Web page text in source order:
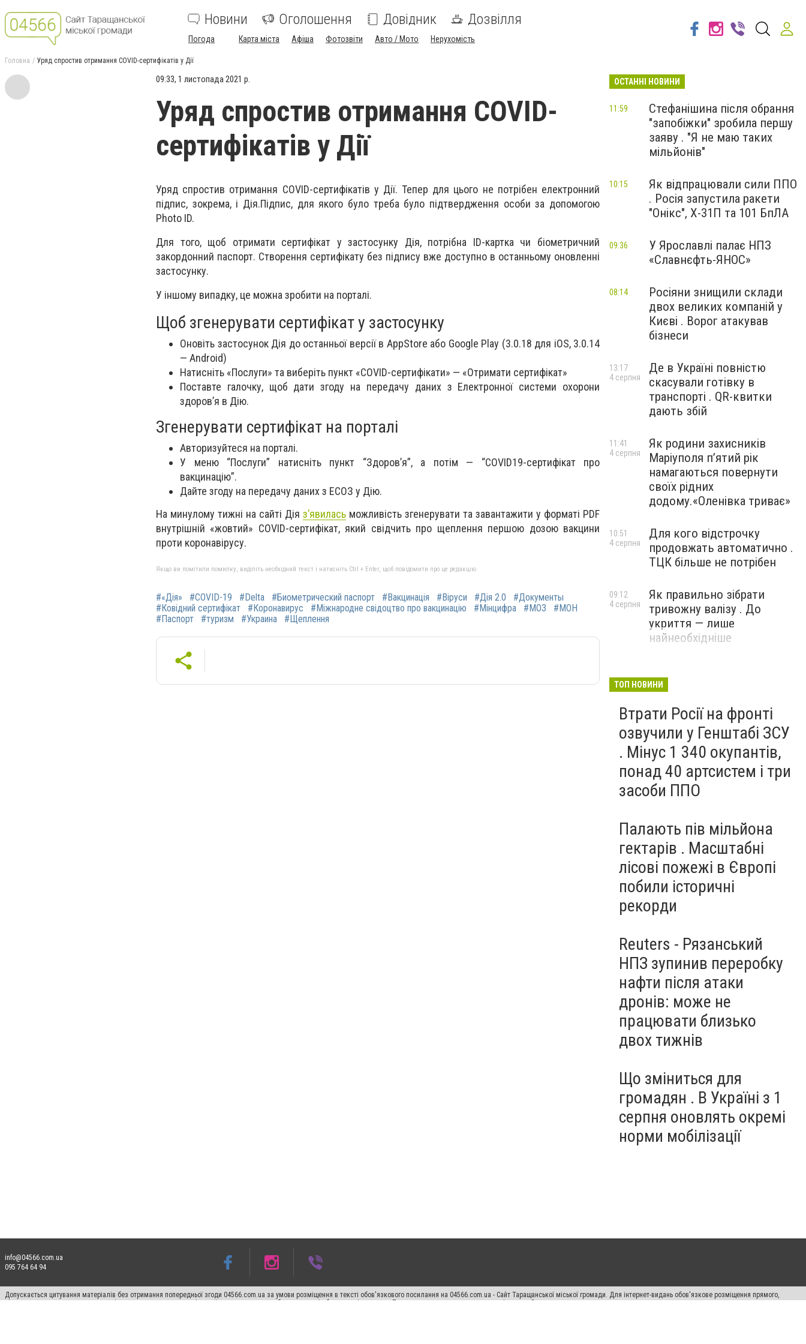
Новини Оголошення Довідник Дозвілля
Погода Карта міста Афіша Фотозвіти Авто / Мото Нерухомість
Головна Уряд спростив отримання COVID-сертифікатів у Дії
09:33, 1 листопада 2021 р.
Уряд спростив отримання COVID-
сертифікатів у Дії
Уряд спростив отримання COVID-сертифікатів у Дії. Тепер для цього не потрібен електронний
підпис, зокрема, і Дія.Підпис, для якого було треба було підтвердження особи за допомогою
Photo ID.
Для того, щоб отримати сертифікат у застосунку Дія, потрібна ID-картка чи біометричний
закордонний паспорт. Створення сертифікату без підпису вже доступно в останньому оновленні
застосунку.
У іншому випадку, це можна зробити на порталі.
Щоб згенерувати сертифікат у застосунку
Оновіть застосунок Дія до останньої версії в AppStore або Google Play (3.0.18 для iOS, 3.0.14
— Android)
Натисніть «Послуги» та виберіть пункт «COVID-сертифікати» — «Отримати сертифікат»
Поставте галочку, щоб дати згоду на передачу даних з Електронної системи охорони
здоров’я в Дію.
Згенерувати сертифікат на порталі
Авторизуйтеся на порталі.
У меню “Послуги” натисніть пункт “Здоров’я”, а потім — “COVID19-сертифікат про
вакцинацію”.
Дайте згоду на передачу даних з ЕСОЗ у Дію.
На минулому тижні на сайті Дія з’явилась можливість згенерувати та завантажити у форматі PDF
внутрішній «жовтий» COVID-сертифікат, який свідчить про щеплення першою дозою вакцини
проти коронавірусу.
Якщо ви помітили помилку, виділіть необхідний текст і натисніть Ctrl + Enter, щоб повідомити про це редакцію
#«Дія» #COVID-19 #Delta #Биометрический паспорт #Вакцинація #Віруси #Дія 2.0
#Документы
#Ковідний сертифікат
#Коронавирус #Міжнародне свідоцтво про вакцинацію #Мінцифра #МОЗ
#МОН
#Паспорт
#туризм #Украина #Щеплення
ОСТАННІ НОВИНИ
Стефанішина після обрання
"запобіжки" зробила першу
заяву . "Я не маю таких
мільйонів"
11:59
Як відпрацювали сили ППО
. Росія запустила ракети
"Онікс", Х-31П та 101 БпЛА
10:15
У Ярославлі палає НПЗ
«Славнєфть-ЯНОС»
09:36
Росіяни знищили склади
двох великих компаній у
Києві . Ворог атакував
бізнеси
08:14
Де в Україні повністю
скасували готівку в
транспорті . QR-квитки
дають збій
13:17
4 серпня
Як родини захисників
Маріуполя пʼятий рік
намагаються повернути
своїх рідних
додому.«Оленівка триває»
11:41
4 серпня
Для кого відстрочку
продовжать автоматично .
ТЦК більше не потрібен
10:51
4 серпня
Як правильно зібрати
тривожну валізу . До
укриття — лише
найнеобхідніше
09:12
4 серпня
ТОП НОВИНИ
Втрати Росії на фронті
озвучили у Генштабі ЗСУ
. Мінус 1 340 окупантів,
понад 40 артсистем і три
засоби ППО
Палають пів мільйона
гектарів . Масштабні
лісові пожежі в Європі
побили історичні
рекорди
Reuters - Рязанський
НПЗ зупинив переробку
нафти після атаки
дронів: може не
працювати близько
двох тижнів
Що зміниться для
громадян . В Україні з 1
серпня оновлять окремі
норми мобілізації
info@04566.com.ua
095 764 64 94
Допускається цитування матеріалів без отримання попередньої згоди 04566.com.ua за умови розміщення в тексті обов'язкового посилання на 04566.com.ua - Cайт Таращанської міської громади. Для інтернет-видань обов'язкове розміщення прямого,
відкритого для пошукових систем гіперпосилання на цитовані статті не нижче другого абзацу в тексті або в якості джерела. Порушення виняткових прав переслідується Законом.